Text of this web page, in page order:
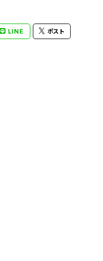
LINE ポスト